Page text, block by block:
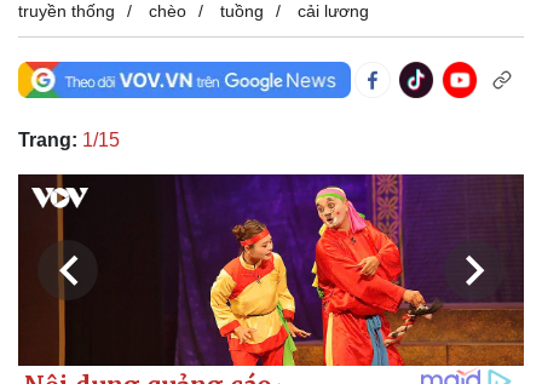
Quan sát
Cuộc sống đó đây
Multimedia
Video
Ảnh
E-Magazine
Infographic
truyền thống
chèo tuồng cải lương
Trang: 1/15